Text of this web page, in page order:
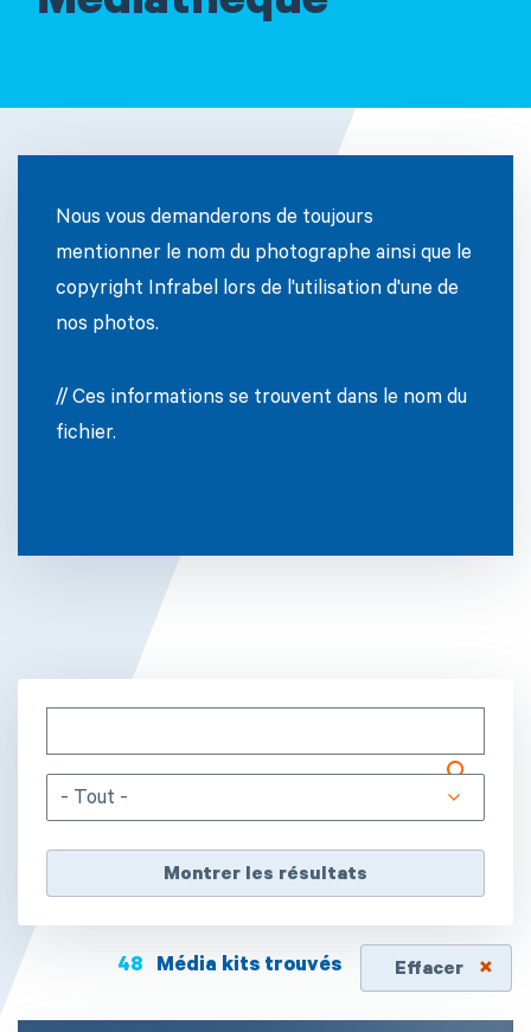
Nous vous demanderons de toujours
mentionner le nom du photographe ainsi que le
copyright Infrabel lors de l'utilisation d'une de
nos photos.
// Ces informations se trouvent dans le nom du
fichier.
- Tout -
48 Média kits trouvés